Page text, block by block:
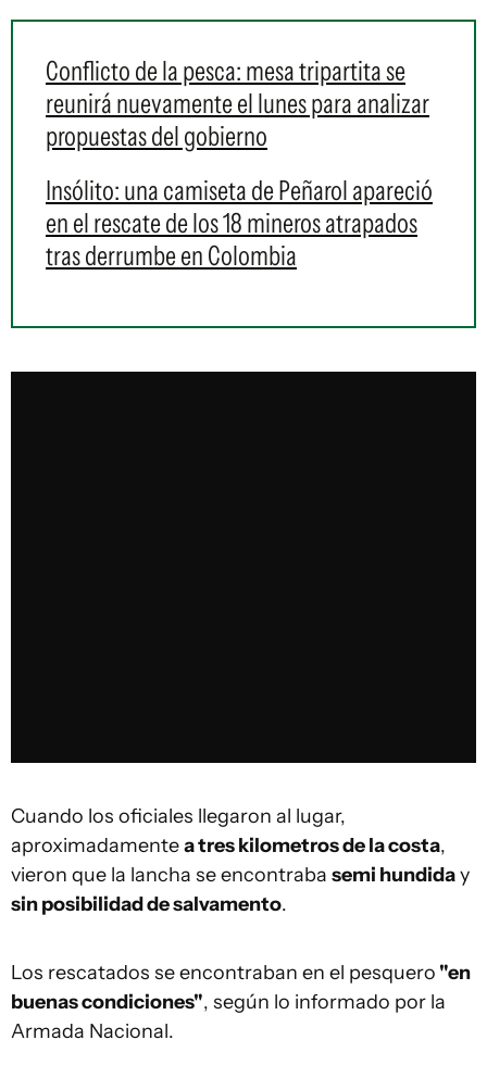
Conflicto de la pesca: mesa tripartita se
reunirá nuevamente el lunes para analizar
propuestas del gobierno
Insólito: una camiseta de Peñarol apareció
en el rescate de los 18 mineros atrapados
tras derrumbe en Colombia
Cuando los oficiales llegaron al lugar,
aproximadamentea tres kilometros de la costa,
vieron que la lancha se encontraba semi hundiday
sin posibilidad de salvamento.
Los rescatados se encontraban en el pesquero "en
buenas condiciones", según lo informado por la
Armada Nacional.